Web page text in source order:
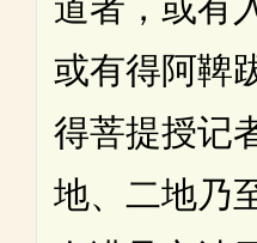
道者，或有
或有得阿鞞
得菩提授记
地、二地乃